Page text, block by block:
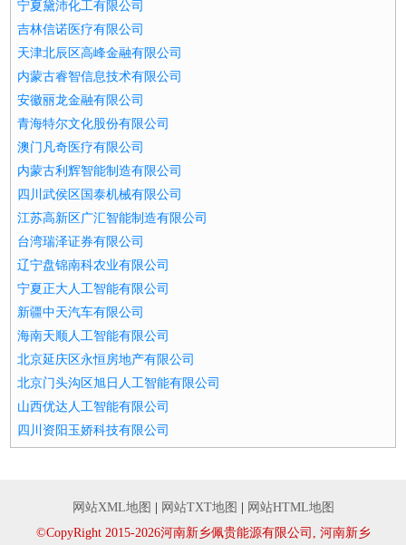
宁夏黛沛化工有限公司
吉林信诺医疗有限公司
天津北辰区高峰金融有限公司
内蒙古睿智信息技术有限公司
安徽丽龙金融有限公司
青海特尔文化股份有限公司
澳门凡奇医疗有限公司
内蒙古利辉智能制造有限公司
四川武侯区国泰机械有限公司
江苏高新区广汇智能制造有限公司
台湾瑞泽证券有限公司
辽宁盘锦南科农业有限公司
宁夏正大人工智能有限公司
新疆中天汽车有限公司
海南天顺人工智能有限公司
北京延庆区永恒房地产有限公司
北京门头沟区旭日人工智能有限公司
山西优达人工智能有限公司
四川资阳玉娇科技有限公司
网站XML地图 网站TXT地图
网站HTML地图
©CopyRight 2015-2026河南新乡佩贵能源有限公司, 河南新乡